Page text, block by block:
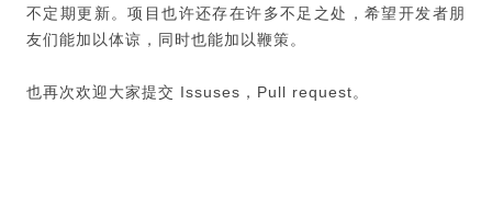
不定期更新。项目也许还存在许多不足之处，希望开发者朋
友们能加以体谅，同时也能加以鞭策。
也再次欢迎大家提交 Issuses，Pull request。